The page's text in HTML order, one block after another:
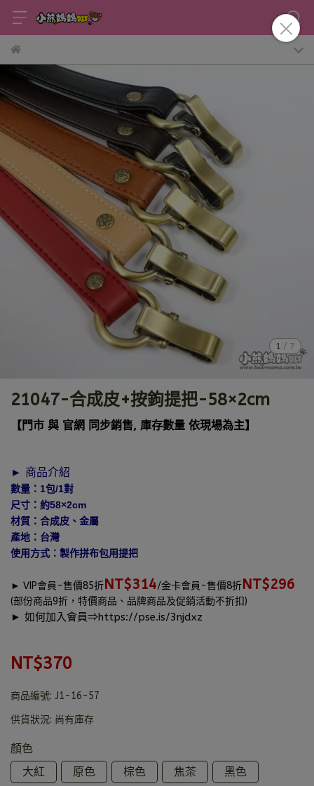
1 / 7
21047-合成皮+按鉤提把-58×2cm
【門市 與 官網 同步銷售, 庫存數量 依現場為主】
► 商品介紹
數量：1包/1對
尺寸：約58×2cm
材質：合成皮、金屬
產地：台灣
使用方式：製作拼布包用提把
► VIP會員-售價85折 NT$314/金卡會員-售價8折 NT$296
(部份商品9折，特價商品、品牌商品及促銷活動不折扣)
► 如何加入會員⇒https://pse.is/3njdxz
NT$370
商品編號: J1-16-57
供貨狀況: 尚有庫存
顏色
大紅
原色 棕色 焦茶 黑色